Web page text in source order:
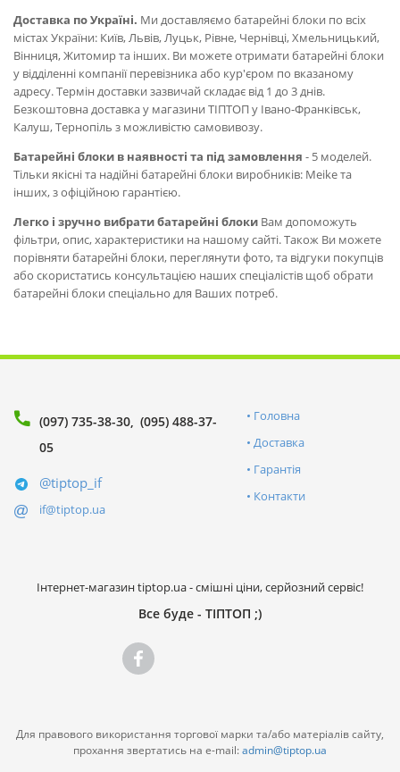
Доставка по Україні. Ми доставляємо батарейні блоки по всіх
містах України: Київ, Львів, Луцьк, Рівне, Чернівці, Хмельницький,
Вінниця, Житомир та інших. Ви можете отримати батарейні блоки
у відділенні компанії перевізника або кур'єром по вказаному
адресу. Термін доставки зазвичай складає від 1 до 3 днів.
Безкоштовна доставка у магазини ТІПТОП у Івано-Франківськ,
Калуш, Тернопіль з можливістю самовивозу.
Батарейні блоки в наявності та під замовлення - 5 моделей.
Тільки якісні та надійні батарейні блоки виробників: Meike та
інших, з офіційною гарантією.
Легко і зручно вибрати батарейні блоки Вам допоможуть
фільтри, опис, характеристики на нашому сайті. Також Ви можете
порівняти батарейні блоки, переглянути фото, та відгуки покупців
або скористатись консультацією наших спеціалістів щоб обрати
батарейні блоки спеціально для Ваших потреб.
(097) 735-38-30 (095) 488-37-
05
@tiptop_if
if@tiptop.ua
Головна
Доставка
Гарантія
Контакти
Інтернет-магазин tiptop.ua - смішні ціни, серйозний сервіс!
Все буде - ТІПТОП ;)
Для правового використання торгової марки та/або матеріалів сайту,
прохання звертатись на e-mail:admin@tiptop.ua